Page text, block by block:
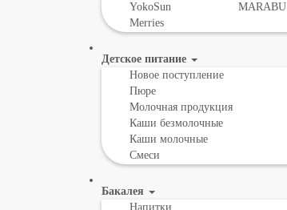
YokoSun
Merries
MARABU
Детское питание
Новое поступление
Пюре
Молочная продукция
Каши безмолочные
Каши молочные
Смеси
Бакалея
Напитки